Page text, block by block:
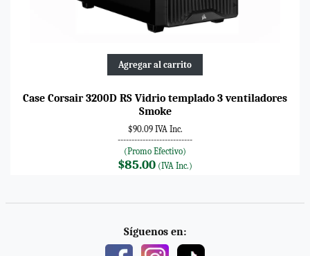
Agregar al carrito
Case Corsair 3200D RS Vidrio templado 3 ventiladores
Smoke
$90.09 IVA Inc.
---------------------------
(Promo Efectivo)
$85.00 (IVA Inc.)
Síguenos en: